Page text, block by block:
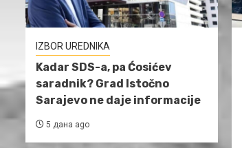
IZBOR UREDNIKA
Kadar SDS-a, pa Ćosićev
saradnik? Grad Istočno
Sarajevo ne daje informacije
5 дана ago